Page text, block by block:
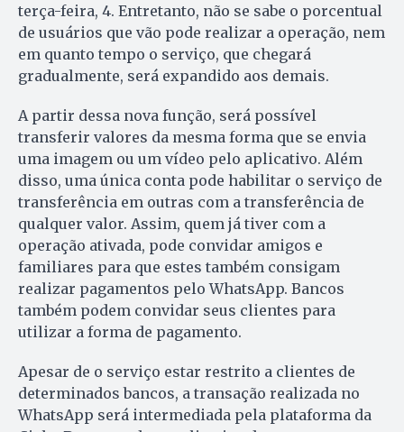
terça-feira, 4. Entretanto, não se sabe o porcentual
de usuários que vão pode realizar a operação, nem
em quanto tempo o serviço, que chegará
gradualmente, será expandido aos demais.
A partir dessa nova função, será possível
transferir valores da mesma forma que se envia
uma imagem ou um vídeo pelo aplicativo. Além
disso, uma única conta pode habilitar o serviço de
transferência em outras com a transferência de
qualquer valor. Assim, quem já tiver com a
operação ativada, pode convidar amigos e
familiares para que estes também consigam
realizar pagamentos pelo WhatsApp. Bancos
também podem convidar seus clientes para
utilizar a forma de pagamento.
Apesar de o serviço estar restrito a clientes de
determinados bancos, a transação realizada no
WhatsApp será intermediada pela plataforma da